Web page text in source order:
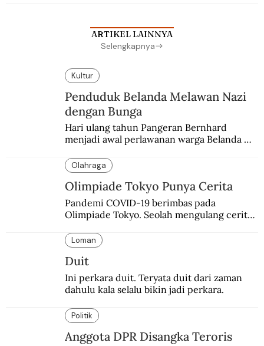
ARTIKEL LAINNYA
Selengkapnya
Kultur
Penduduk Belanda Melawan Nazi
dengan Bunga
Hari ulang tahun Pangeran Bernhard
menjadi awal perlawanan warga Belanda
anyelir favorit sang pangeran menjadi
simbol perlawanan.
Olahraga
Olimpiade Tokyo Punya Cerita
Pandemi COVID-19 berimbas pada
Olimpiade Tokyo. Seolah mengulang cerita
berbeda.
Loman
Duit
Ini perkara duit. Teryata duit dari zaman
dahulu kala selalu bikin jadi perkara.
Politik
Anggota DPR Disangka Teroris